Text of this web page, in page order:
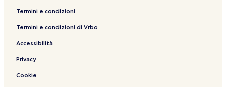
Termini e condizioni
Termini e condizioni di Vrbo
Accessibilità
Privacy
Cookie